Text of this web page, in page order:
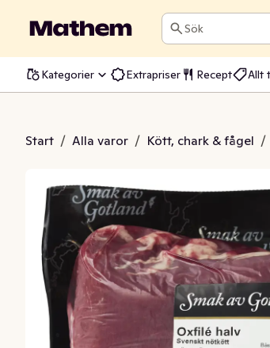
Sök
Kategorier Extrapriser Recept Allt
Start / Alla varor / Kött, chark & fågel /
Oxfilé